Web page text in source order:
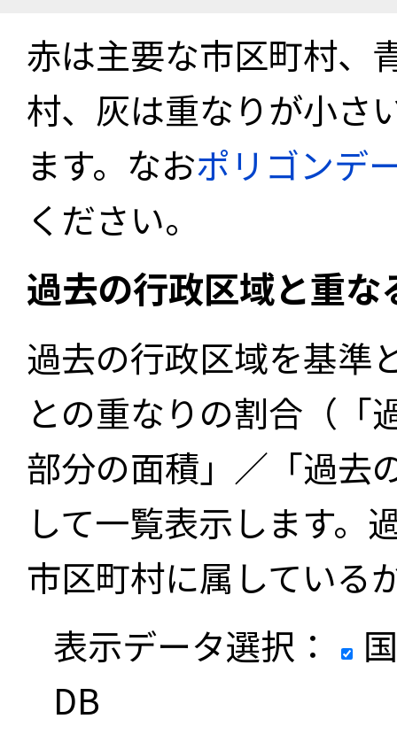
赤は主要な市区町村、
村、灰は重なりが小さ
ます。なおポリゴンデ
ください。
過去の行政区域と重
過去の行政区域を基準
との重なりの割合（「
部分の面積」／「過去
して一覧表示します。
市区町村に属している
表示データ選択：
DB